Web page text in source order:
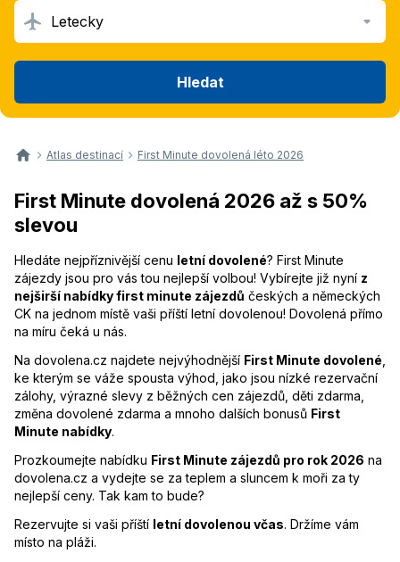
Letecky
Hledat
Atlas destinací First Minute dovolená léto 2026
First Minute dovolená 2026 až s 50%
slevou
Hledáte nejpříznivější cenu letní dovolené? First Minute
zájezdy jsou pro vás tou nejlepší volbou! Vybírejte již nyní z
nejširší nabídky first minute zájezdů českých a německých
CK na jednom místě vaši příští letní dovolenou! Dovolená přímo
na míru čeká u nás.
Na dovolena.cz najdete nejvýhodnější First Minute dovolené
ke kterým se váže spousta výhod, jako jsou nízké rezervační
zálohy, výrazné slevy z běžných cen zájezdů, děti zdarma,
změna dovolené zdarma a mnoho dalších bonusů First
Minute nabídky.
Prozkoumejte nabídku First Minute zájezdů pro rok 2026 na
dovolena.cz a vydejte se za teplem a sluncem k moři za ty
nejlepší ceny. Tak kam to bude?
Rezervujte si vaši příští letní dovolenou včas. Držíme vám
místo na pláži.